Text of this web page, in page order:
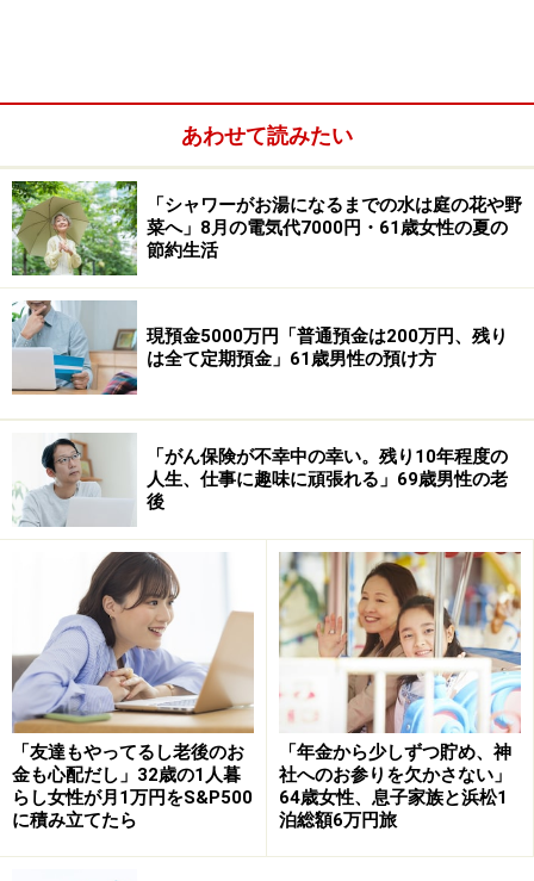
2011年に開始した投資信託で失敗をしてしまったという
今回の投稿者男性。
「資産運用を始めてすぐ、十分な知識がなかったため
（金融機関に）勧められるがままに『毎月決算型』の投
資信託を購入。『毎月収入が得られる』『継続すれば不
労所得になる』と思い込み、投資額を増やしました」と
始まります。
その後「資産の時価評価額が増えないことに気付き、受
取型から再投資型へ変えるも、毎月決算型は資金流出が
激しく、なかなか評価額が増えないことが分かり、解約
しました」とのことです。
あわせて読みたい
「シャワーがお湯になるまでの水は庭の花や野
菜へ」8月の電気代7000円・61歳女性の夏の
節約生活
現預金5000万円「普通預金は200万円、残り
は全て定期預金」61歳男性の預け方
「がん保険が不幸中の幸い。残り10年程度の
人生、仕事に趣味に頑張れる」69歳男性の老
後
「友達もやってるし老後のお
金も心配だし」32歳の1人暮
らし女性が月1万円をS&P500
に積み立てたら
「年金から少しずつ貯め、神
社へのお参りを欠かさない」
64歳女性、息子家族と浜松1
泊総額6万円旅